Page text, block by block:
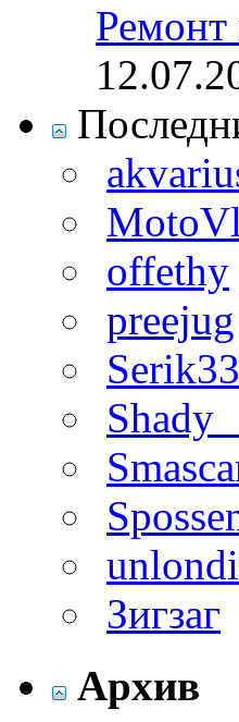
Ремонт
offethy
preejug
Зигзаг
Архив